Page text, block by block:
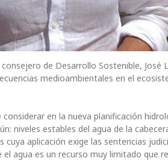
de Desarrollo Sostenible, José
medioambientales en el
en la nueva planificación
niveles estables del agua de la
aplicación exige las sentencias
agua es un recurso muy limitado que